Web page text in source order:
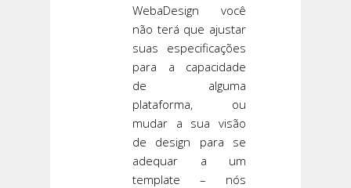
WebaDesign você
não terá que ajustar
suas especificações
para a capacidade
de alguma
plataforma, ou
mudar a sua visão
de design para se
adequar a um
template – nós